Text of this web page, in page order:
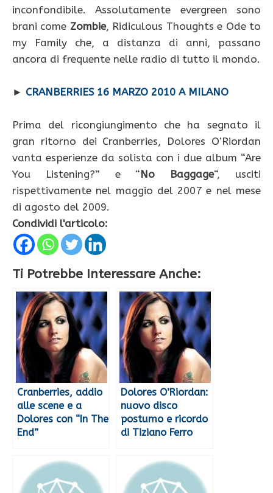
inconfondibile. Assolutamente evergreen sono
brani come Zombie, Ridiculous Thoughts e Ode to
my Family che, a distanza di anni, passano
ancora di frequente nelle radio di tutto il mondo.
► CRANBERRIES 16 MARZO 2010 A MILANO
Prima del ricongiungimento che ha segnato il
gran ritorno dei Cranberries, Dolores O’Riordan
vanta esperienze da solista con i due album “Are
You Listening?” e “No Baggage“, usciti
rispettivamente nel maggio del 2007 e nel mese
di agosto del 2009.
Condividi l'articolo:
Ti Potrebbe Interessare Anche:
Cranberries, addio
alle scene e a
Dolores con “In The
End”
Dolores O’Riordan:
nuovo disco
postumo e ricordo
di Tiziano Ferro